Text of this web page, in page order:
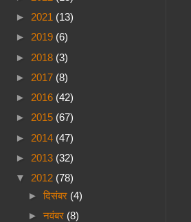
► 2021 (13)
► 2019 (6)
► 2018 (3)
► 2017 (8)
► 2016 (42)
► 2015 (67)
► 2014 (47)
► 2013 (32)
▼ 2012 (78)
► दिसंबर (4)
► नवंबर (8)